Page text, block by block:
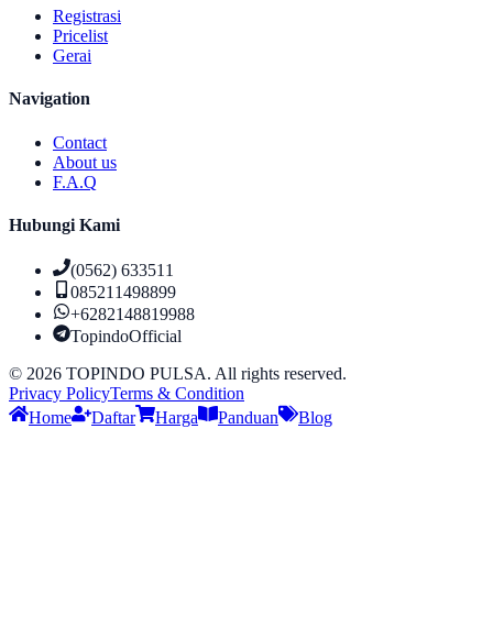
Registrasi
Pricelist
Gerai
Navigation
Contact
About us
F.A.Q
Hubungi Kami
(0562) 633511
085211498899
+6282148819988
TopindoOfficial
© 2026 TOPINDO PULSA. All rights reserved.
Privacy PolicyTerms & Condition
Home
Daftar Harga Panduan Blog